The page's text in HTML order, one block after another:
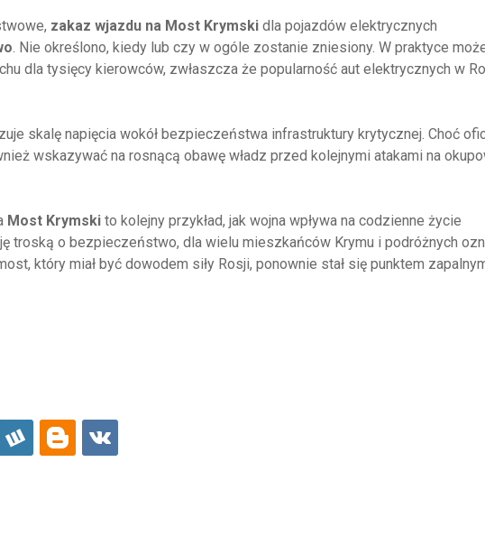
zakaz wjazdu na Most Krymskidla pojazdów elektrycznych
. Nie określono, kiedy lub czy w ogóle zostanie zniesiony. W praktyce
dla tysięcy kierowców, zwłaszcza że popularność aut elektrycznych w
skalę napięcia wokół bezpieczeństwa infrastruktury krytycznej. Choć
wskazywać na rosnącą obawę władz przed kolejnymi atakami na
Most Krymskito kolejny przykład, jak wojna wpływa na codzienne życie
troską o bezpieczeństwo, dla wielu mieszkańców Krymu i podróżnych
który miał być dowodem siły Rosji, ponownie stał się punktem